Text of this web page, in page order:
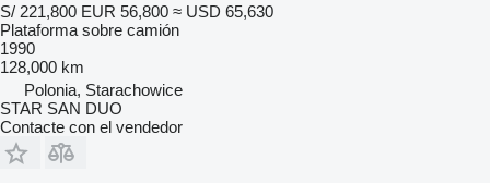
S/ 221,800 EUR 56,800 ≈ USD 65,630
Plataforma sobre camión
1990
128,000 km
Polonia, Starachowice
STAR SAN DUO
Contacte con el vendedor